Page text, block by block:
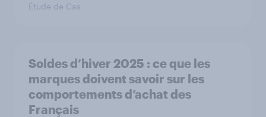
Étude de Cas
Soldes d’hiver 2025 : ce que les
marques doivent savoir sur les
comportements d’achat des
Français